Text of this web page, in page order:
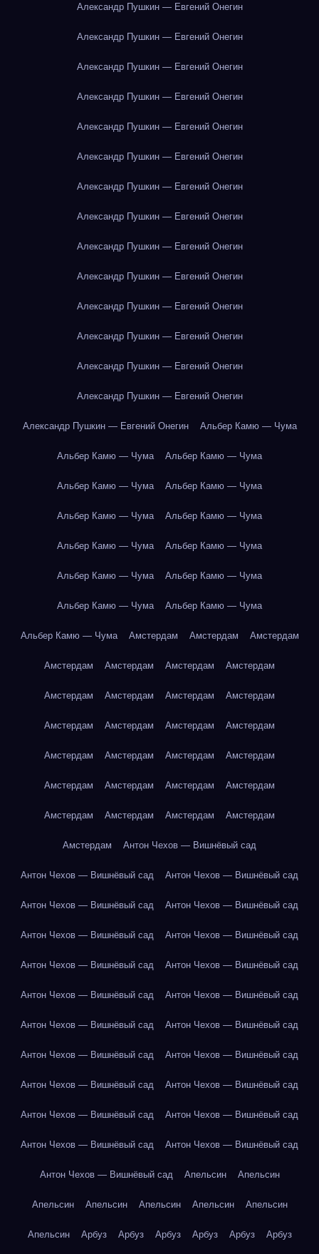
Александр Пушкин — Евгений Онегин
Александр Пушкин — Евгений Онегин
Александр Пушкин — Евгений Онегин
Александр Пушкин — Евгений Онегин
Александр Пушкин — Евгений Онегин
Александр Пушкин — Евгений Онегин
Александр Пушкин — Евгений Онегин
Александр Пушкин — Евгений Онегин
Александр Пушкин — Евгений Онегин
Александр Пушкин — Евгений Онегин
Александр Пушкин — Евгений Онегин
Александр Пушкин — Евгений Онегин
Александр Пушкин — Евгений Онегин
Александр Пушкин — Евгений Онегин
Александр Пушкин — Евгений Онегин Альбер Камю — Чума
Альбер Камю — Чума Альбер Камю — Чума
Альбер Камю — Чума Альбер Камю — Чума
Альбер Камю — Чума Альбер Камю — Чума
Альбер Камю — Чума Альбер Камю — Чума
Альбер Камю — Чума Альбер Камю — Чума
Альбер Камю — Чума Альбер Камю — Чума
Альбер Камю — Чума Амстердам Амстердам Амстердам
Амстердам Амстердам Амстердам Амстердам
Амстердам Амстердам Амстердам Амстердам
Амстердам Амстердам Амстердам Амстердам
Амстердам Амстердам Амстердам Амстердам
Амстердам Амстердам Амстердам Амстердам
Амстердам Амстердам Амстердам Амстердам
Амстердам Антон Чехов — Вишнёвый сад
Антон Чехов — Вишнёвый сад Антон Чехов — Вишнёвый сад
Антон Чехов — Вишнёвый сад Антон Чехов — Вишнёвый сад
Антон Чехов — Вишнёвый сад Антон Чехов — Вишнёвый сад
Антон Чехов — Вишнёвый сад Антон Чехов — Вишнёвый сад
Антон Чехов — Вишнёвый сад Антон Чехов — Вишнёвый сад
Антон Чехов — Вишнёвый сад Антон Чехов — Вишнёвый сад
Антон Чехов — Вишнёвый сад Антон Чехов — Вишнёвый сад
Антон Чехов — Вишнёвый сад Антон Чехов — Вишнёвый сад
Антон Чехов — Вишнёвый сад Антон Чехов — Вишнёвый сад
Антон Чехов — Вишнёвый сад Антон Чехов — Вишнёвый сад
Антон Чехов — Вишнёвый сад Апельсин Апельсин
Апельсин Апельсин Апельсин Апельсин Апельсин
Апельсин Арбуз Арбуз Арбуз Арбуз Арбуз Арбуз